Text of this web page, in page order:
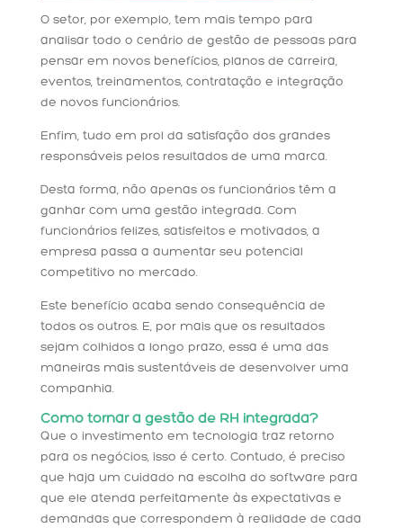
O setor, por exemplo, tem mais tempo para
analisar todo o cenário de gestão de pessoas para
pensar em novos benefícios, planos de carreira,
eventos, treinamentos, contratação e integração
de novos funcionários.
Enfim, tudo em prol da satisfação dos grandes
responsáveis pelos resultados de uma marca.
Desta forma, não apenas os funcionários têm a
ganhar com uma gestão integrada. Com
funcionários felizes, satisfeitos e motivados, a
empresa passa a aumentar seu potencial
competitivo no mercado.
Este benefício acaba sendo consequência de
todos os outros. E, por mais que os resultados
sejam colhidos a longo prazo, essa é uma das
maneiras mais sustentáveis de desenvolver uma
companhia.
Como tornar a gestão de RH integrada?
Que o investimento em tecnologia traz retorno
para os negócios, isso é certo. Contudo, é preciso
que haja um cuidado na escolha do software para
que ele atenda perfeitamente às expectativas e
demandas que correspondem à realidade de cada